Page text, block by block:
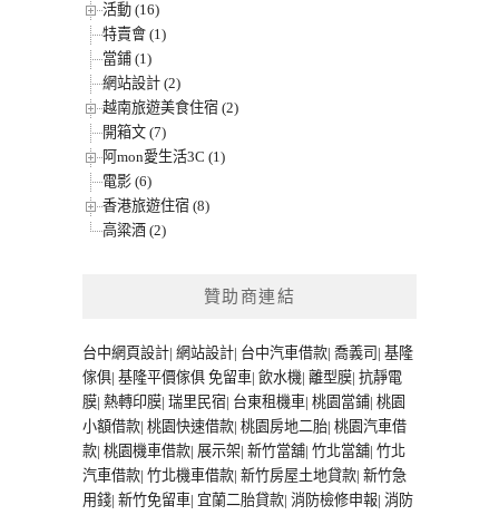
活動 (16)
特賣會 (1)
當鋪 (1)
網站設計 (2)
越南旅遊美食住宿 (2)
開箱文 (7)
阿mon愛生活3C (1)
電影 (6)
香港旅遊住宿 (8)
高粱酒 (2)
贊助商連結
台中網頁設計| 網站設計| 台中汽車借款| 喬義司 | 基隆
傢俱| 基隆平價傢俱 免留車| 飲水機| 離型膜| 抗靜電
膜| 熱轉印膜| 瑞里民宿| 台東租機車| 桃園當鋪| 桃園
小額借款| 桃園快速借款| 桃園房地二胎| 桃園汽車借
款| 桃園機車借款| 展示架| 新竹當舖| 竹北當舖| 竹北
汽車借款| 竹北機車借款| 新竹房屋土地貸款| 新竹急
用錢| 新竹免留車| 宜蘭二胎貸款| 消防檢修申報| 消防